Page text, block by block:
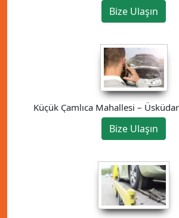
Bize Ulaşın
Küçük Çamlıca Mahallesi –
Bize Ulaşın